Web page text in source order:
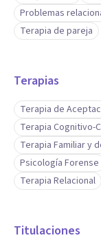
Problemas
Terapia de pareja
Terapias
Terapia de
Terapia Cognitivo-
Terapia Familiar y
Psicología Forense
Terapia Relacional
Titulaciones